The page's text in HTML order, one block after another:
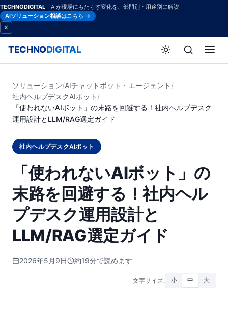
TECHNODIGITAL ｜AIが現場にもたらす変化を、部門別・用途別に解説
AIソリューション相談はこちら →
TECHNODIGITAL
ソリューション/AIチャットボット・エージェント /
社内ヘルプデスクAIボット /
「使われないAIボット」の末路を回避する！社内ヘルプデスク
運用設計とLLM/RAG選定ガイド
社内ヘルプデスクAIボット
「使われないAIボット」の
末路を回避する！社内ヘル
プデスク運用設計と
LLM/RAG選定ガイド
2026年5月9日 約19分で読めます
文字サイズ: 小 中 大